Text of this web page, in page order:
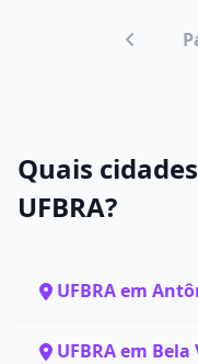
Quais
UFBRA?
UFBRA em
UFBRA em Bela